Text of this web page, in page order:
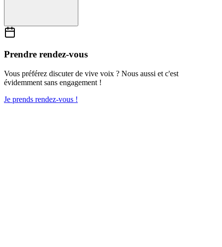
Prendre rendez-vous
Vous préférez discuter de vive voix ? Nous aussi et c'est
évidemment sans engagement !
Je prends rendez-vous !